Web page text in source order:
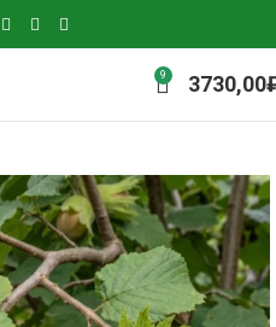
9 3730,00